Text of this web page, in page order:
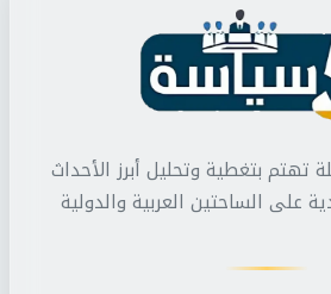
تهتم بتغطية وتحليل أبرز الأحداث
على الساحتين العربية والدولية